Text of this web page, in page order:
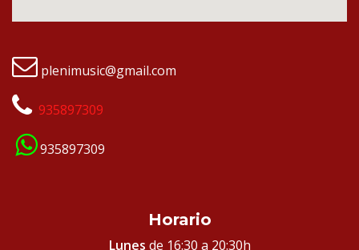
plenimusic@gmail.com
935897309
935897309
Horario
Lunes de 16:30 a 20:30h